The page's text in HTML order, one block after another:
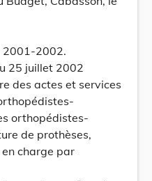
2001-2002.
25 juillet 2002
des actes et services
orthopédistes-
de prothèses,
charge par